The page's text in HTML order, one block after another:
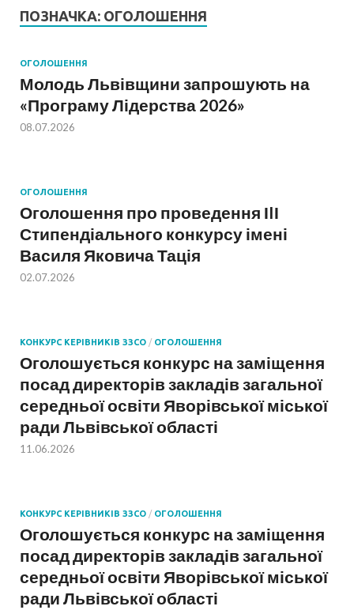
ПОЗНАЧКА: ОГОЛОШЕННЯ
ОГОЛОШЕННЯ
Молодь Львівщини запрошують на
«Програму Лідерства 2026»
08.07.2026
ОГОЛОШЕННЯ
Оголошення про проведення ІIІ
Стипендіального конкурсу імені
Василя Яковича Тація
02.07.2026
КОНКУРС КЕРІВНИКІВ ЗЗСО / ОГОЛОШЕННЯ
Оголошується конкурс на заміщення
посад директорів закладів загальної
середньої освіти Яворівської міської
ради Львівської області
11.06.2026
КОНКУРС КЕРІВНИКІВ ЗЗСО / ОГОЛОШЕННЯ
Оголошується конкурс на заміщення
посад директорів закладів загальної
середньої освіти Яворівської міської
ради Львівської області